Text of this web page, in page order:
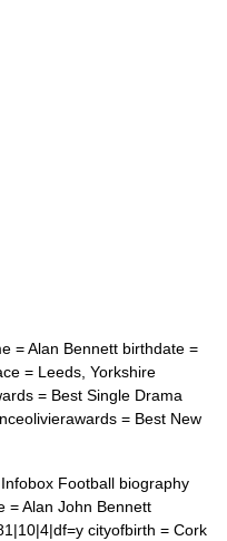
= Alan Bennett birthdate =
= Leeds, Yorkshire
= Best Single Drama
= Best New
Football biography
= Alan John Bennett
cityofbirth = Cork